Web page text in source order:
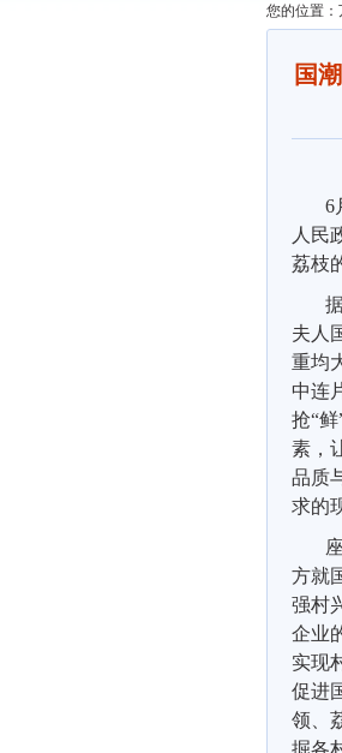
您的位置：
国
6
人民
荔枝
夫人
重均
中连
抢“
素，
品质
求的
方就
强村
企业
实现
促进
领、
掘各